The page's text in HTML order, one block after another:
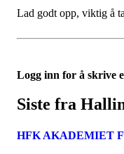
Lad godt opp, viktig å
Logg inn for å skrive
Siste fra
HFK AKADEMIET